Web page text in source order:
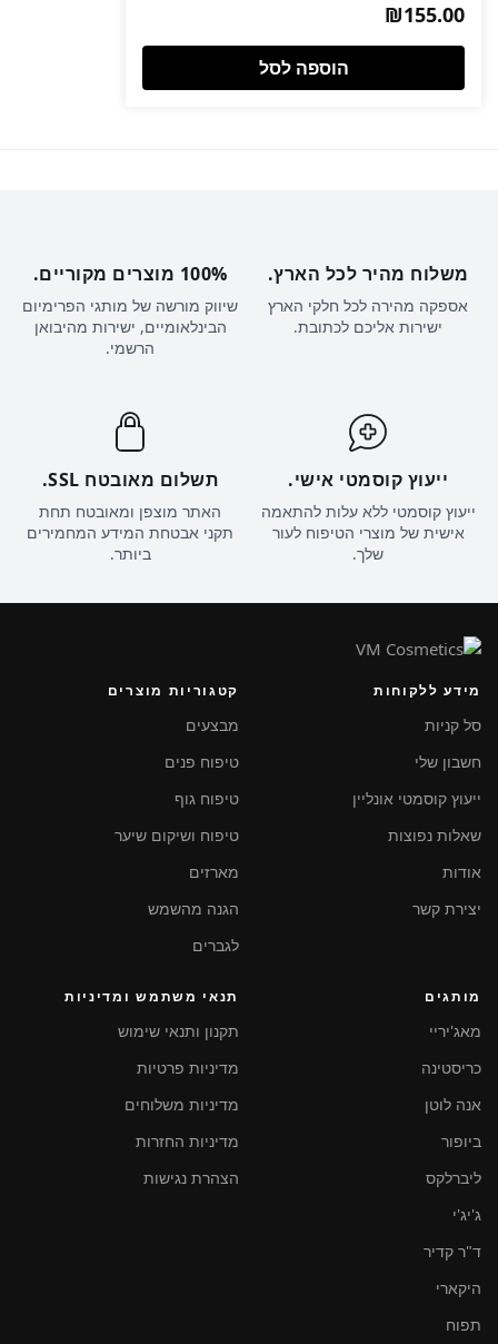
₪155.00
הוספה לסל
משלוח מהיר לכל הארץ.
אספקה מהירה לכל חלקי הארץ
ישירות אליכם לכתובת.
100% מוצרים מקוריים.
שיווק מורשה של מותגי הפרימיום
הבינלאומיים, ישירות מהיבואן
הרשמי.
ייעוץ קוסמטי אישי.
ייעוץ קוסמטי ללא עלות להתאמה
אישית של מוצרי הטיפוח לעור
שלך.
תשלום מאובטח SSL.
האתר מוצפן ומאובטח תחת
תקני אבטחת המידע המחמירים
ביותר.
מידע ללקוחות
סל קניות
חשבון שלי
ייעוץ קוסמטי אונליין
שאלות נפוצות
אודות
יצירת קשר
קטגוריות מוצרים
מבצעים
טיפוח פנים
טיפוח גוף
טיפוח ושיקום שיער
מארזים
הגנה מהשמש
לגברים
מותגים
מאג'יריי
כריסטינה
אנה לוטן
ביופור
ליברלקס
ג'יג'י
ד"ר קדיר
היקארי
תפוח
תנאי משתמש ומדיניות
תקנון ותנאי שימוש
מדיניות פרטיות
מדיניות משלוחים
מדיניות החזרות
הצהרת נגישות